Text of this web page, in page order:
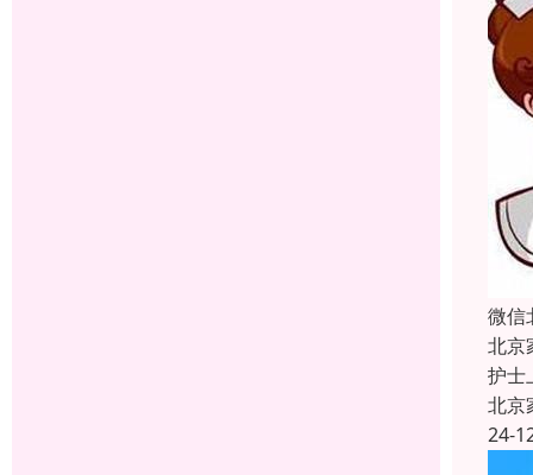
微信
北京
护士
北京
24-